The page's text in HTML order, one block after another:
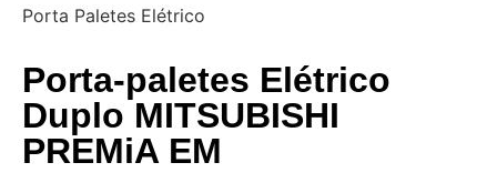
Porta Paletes Elétrico
Porta-paletes Elétrico
Duplo MITSUBISHI
PREMiA EM